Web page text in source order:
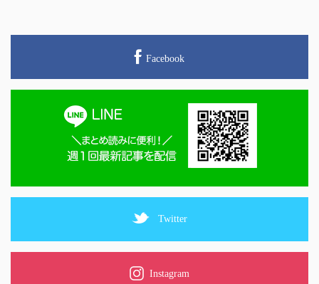
Facebook
Twitter
Instagram